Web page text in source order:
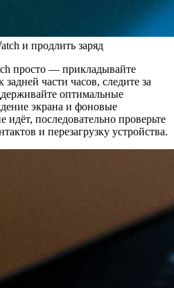
и продлить заряд
просто — прикладывайте
части часов, следите за
оптимальные
экрана и фоновые
идёт, последовательно проверьте
и перезагрузку устройства.